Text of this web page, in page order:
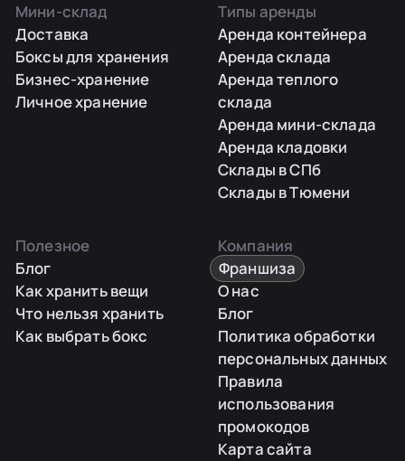
Мини-склад
Доставка
Боксы для хранения
Бизнес-хранение
Личное хранение
Типы аренды
Аренда контейнера
Аренда склада
Аренда теплого
склада
Аренда мини-склада
Аренда кладовки
Склады в СПб
Склады в Тюмени
Полезное
Блог
Как хранить вещи
Что нельзя хранить
Как выбрать бокс
Компания
Франшиза
О нас
Блог
Политика обработки
персональных данных
Правила
использования
промокодов
Карта сайта